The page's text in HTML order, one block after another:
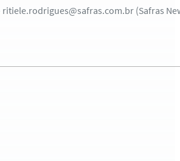
ritiele.rodrigues@safras.com.br (Safras